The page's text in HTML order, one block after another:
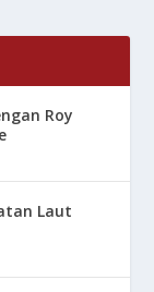
Roy
Laut